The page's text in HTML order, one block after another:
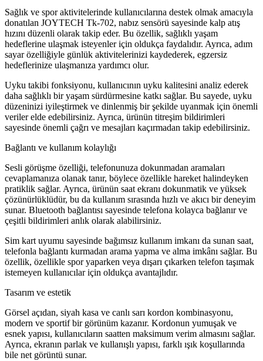
Sağlık ve spor aktivitelerinde kullanıcılarına destek olmak amacıyla
donatılan JOYTECH Tk-702, nabız sensörü sayesinde kalp atış
hızını düzenli olarak takip eder. Bu özellik, sağlıklı yaşam
hedeflerine ulaşmak isteyenler için oldukça faydalıdır. Ayrıca, adım
sayar özelliğiyle günlük aktivitelerinizi kaydederek, egzersiz
hedeflerinize ulaşmanıza yardımcı olur.
Uyku takibi fonksiyonu, kullanıcının uyku kalitesini analiz ederek
daha sağlıklı bir yaşam sürdürmesine katkı sağlar. Bu sayede, uyku
düzeninizi iyileştirmek ve dinlenmiş bir şekilde uyanmak için önemli
veriler elde edebilirsiniz. Ayrıca, ürünün titreşim bildirimleri
sayesinde önemli çağrı ve mesajları kaçırmadan takip edebilirsiniz.
Bağlantı ve kullanım kolaylığı
Sesli görüşme özelliği, telefonunuza dokunmadan aramaları
cevaplamanıza olanak tanır, böylece özellikle hareket halindeyken
pratiklik sağlar. Ayrıca, ürünün saat ekranı dokunmatik ve yüksek
çözünürlüklüdür, bu da kullanım sırasında hızlı ve akıcı bir deneyim
sunar. Bluetooth bağlantısı sayesinde telefona kolayca bağlanır ve
çeşitli bildirimleri anlık olarak alabilirsiniz.
Sim kart uyumu sayesinde bağımsız kullanım imkanı da sunan saat,
telefonla bağlantı kurmadan arama yapma ve alma imkânı sağlar. Bu
özellik, özellikle spor yaparken veya dışarı çıkarken telefon taşımak
istemeyen kullanıcılar için oldukça avantajlıdır.
Tasarım ve estetik
Görsel açıdan, siyah kasa ve canlı sarı kordon kombinasyonu,
modern ve sportif bir görünüm kazanır. Kordonun yumuşak ve
esnek yapısı, kullanıcıların saatten maksimum verim almasını sağlar.
Ayrıca, ekranın parlak ve kullanışlı yapısı, farklı ışık koşullarında
bile net görüntü sunar.